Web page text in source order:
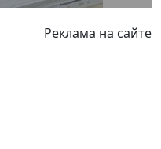
Реклама на сайте